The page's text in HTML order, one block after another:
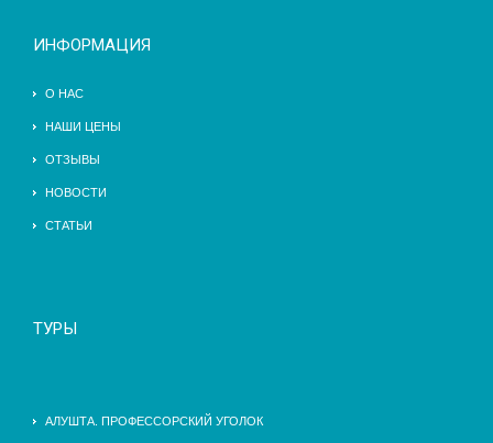
ИНФОРМАЦИЯ
О НАС
НАШИ ЦЕНЫ
ОТЗЫВЫ
НОВОСТИ
СТАТЬИ
ТУРЫ
АЛУШТА. ПРОФЕССОРСКИЙ УГОЛОК